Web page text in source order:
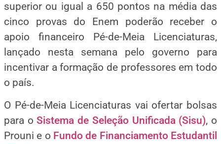
superior ou igual a 650 pontos na média das
cinco provas do Enem poderão receber o
apoio financeiro Pé-de-Meia Licenciaturas,
lançado nesta semana pelo governo para
incentivar a formação de professores em todo
o país.
O Pé-de-Meia Licenciaturas vai ofertar bolsas
para oSistema de Seleção Unificada (Sisu), o
Prouni e o Fundo de Financiamento Estudantil